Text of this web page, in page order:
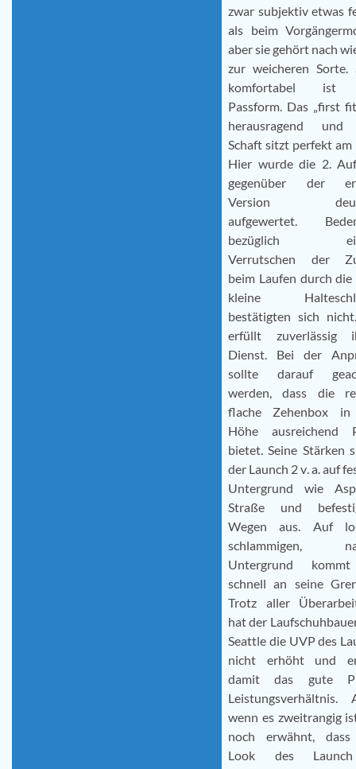
zwar subjektiv etwas
als beim
aber sie gehört nach
zur weicheren Sorte.
komfortabel ist
Passform. Das „first
herausragend
Schaft sitzt perfekt am
Hier wurde die 2.
gegenüber der
Version
aufgewertet.
bezüglich
Verrutschen der
beim Laufen durch die
kleine
bestätigten sich
erfüllt zuverlässig
Dienst. Bei der
sollte darauf
werden, dass die
flache Zehenbox
Höhe ausreichend
bietet. Seine Stärken
der Launch 2 v. a. auf
Untergrund wie
Straße und
Wegen aus. Auf
schlammigen,
Untergrund
schnell an seine
Trotz aller
hat der
Seattle die UVP des
nicht erhöht und
damit das gute
Leistungsverhältnis.
wenn es zweitrangig
noch erwähnt,
Look des